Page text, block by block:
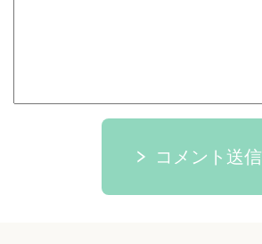
コメント送信